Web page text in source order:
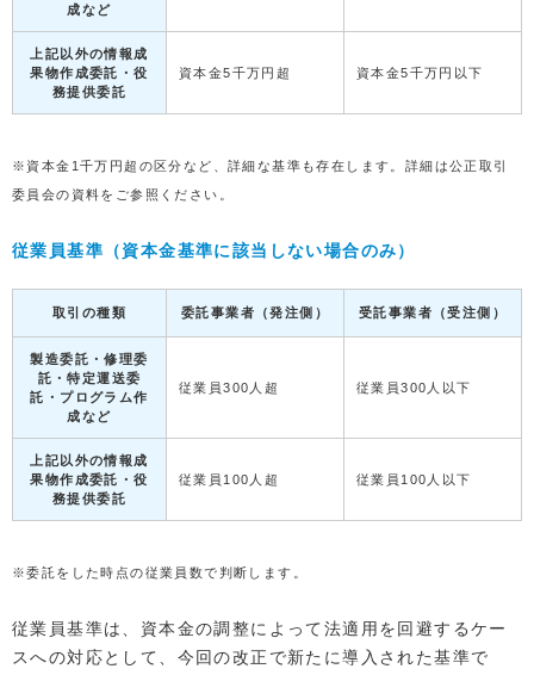
成など
上記以外の情報成
果物作成委託・役
務提供委託
資本金5千万円超 資本金5千万円以下
※資本金1千万円超の区分など、詳細な基準も存在します。詳細は公正取引
委員会の資料をご参照ください。
従業員基準（資本金基準に該当しない場合のみ）
取引の種類 委託事業者（発注側） 受託事業者（受注側）
製造委託・修理委
託・特定運送委
託・プログラム作
成など
従業員300人超 従業員300人以下
上記以外の情報成
果物作成委託・役
務提供委託
従業員100人超 従業員100人以下
※委託をした時点の従業員数で判断します。
従業員基準は、資本金の調整によって法適用を回避するケー
スへの対応として、今回の改正で新たに導入された基準で